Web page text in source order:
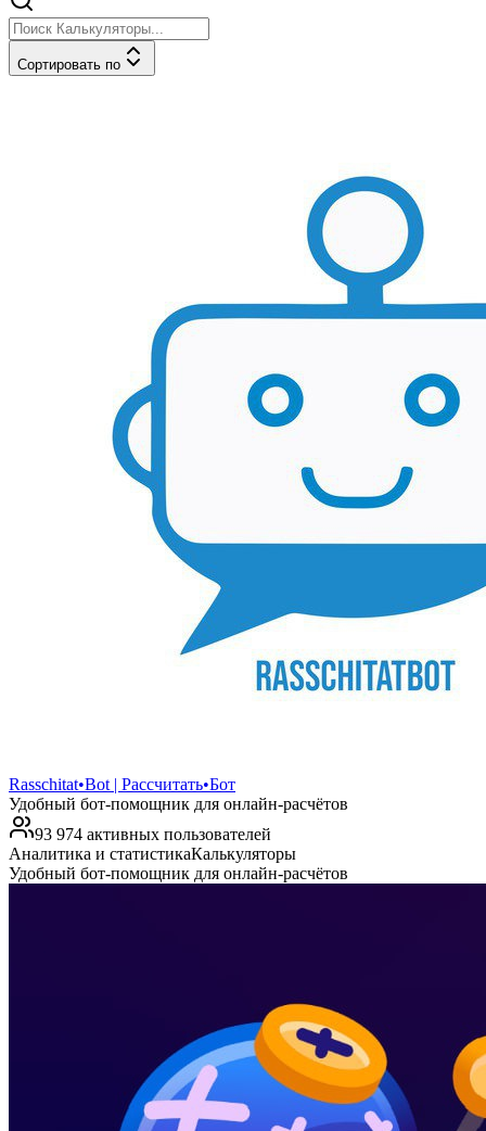
Сортировать по
Rasschitat•Bot | Рассчитать•Бот
Удобный бот-помощник для онлайн-расчётов
93 974 активных пользователей
Аналитика и статистикаКалькуляторы
Удобный бот-помощник для онлайн-расчётов